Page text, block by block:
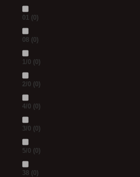
01 (0)
08 (0)
1/0 (0)
2/0 (0)
4/0 (0)
3/0 (0)
5/0 (0)
38 (0)